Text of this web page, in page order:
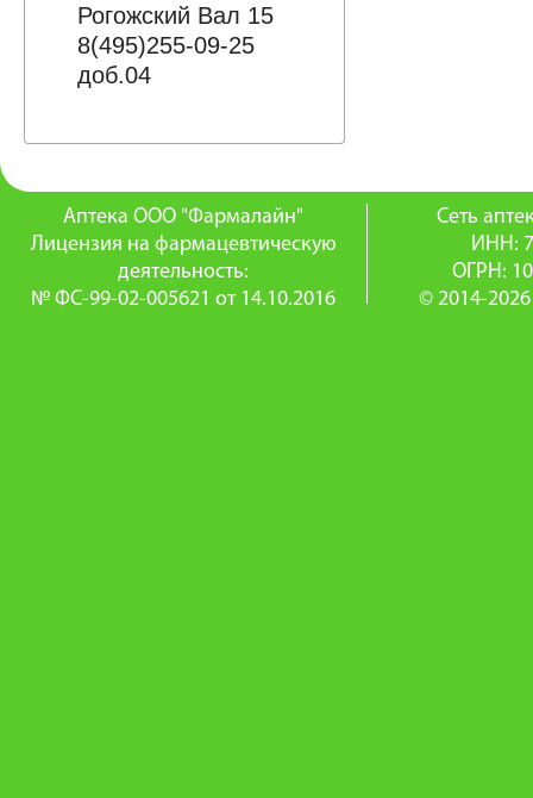
Рогожский Вал 15
8(495)255-09-25
доб.04
Аптека ООО "Фармалайн"
Лицензия на фармацевтическую
деятельность:
№ ФС-99-02-005621 от 14.10.2016
Сеть
ИНН:
ОГРН:
© 2014-